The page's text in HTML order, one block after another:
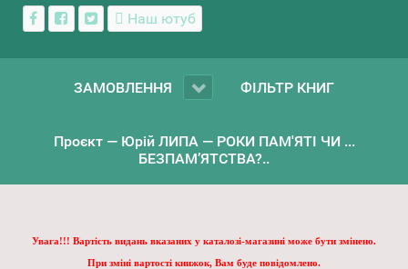
Наш ютуб
ЗАМОВЛЕННЯ ФІЛЬТР КНИГ
Проєкт — Юрій ЛИПА — РОКИ ПАМ'ЯТІ ЧИ ...
БЕЗПАМ’ЯТСТВА?..
Увага!!! Вартість видань вказаних у каталозі-магазині може бути змінено.
При зміні вартості книжок, Вам буде повідомлено.